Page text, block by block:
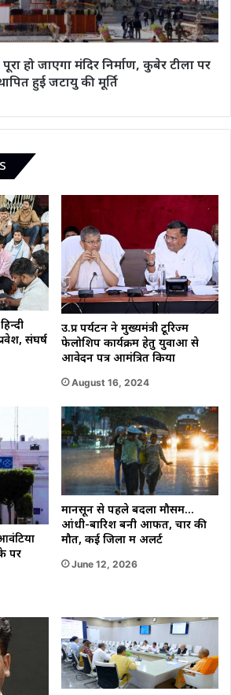
हो जाएगा मंदिर निर्माण, कुबेर टीला पर
हुई जटायु की मूर्ति
संघर्ष
उ.प्र पर्यटन ने मुख्यमंत्री टूरिज्म
फेलोशिप कार्यक्रम हेतु युवाओं से
आवेदन पत्र आमंत्रित किया
August 16, 2024
पर
मानसून से पहले बदला मौसम…
आंधी-बारिश बनी आफत, चार की
मौत, कई जिलों में अलर्ट
June 12, 2026